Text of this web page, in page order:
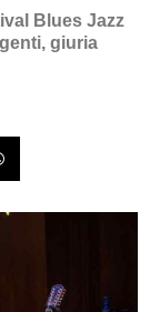
Blues Jazz
giuria